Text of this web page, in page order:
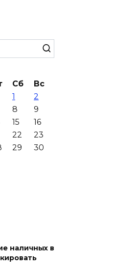
перешли
MAX
Сб
Вс
1
2
8
9
15
16
22
23
29
30
наличных в